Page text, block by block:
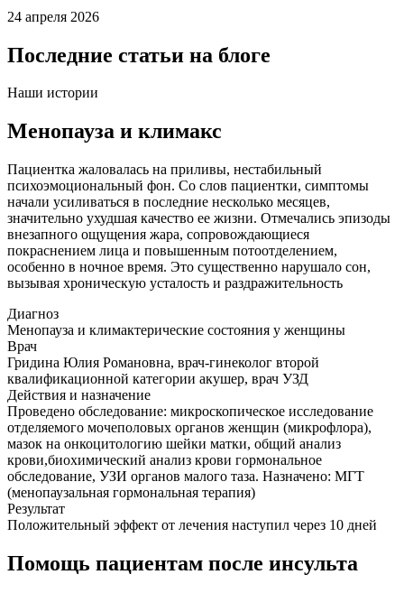
24 апреля 2026
Последние статьи на блоге
Наши истории
Менопауза и климакс
Пациентка жаловалась на приливы, нестабильный
психоэмоциональный фон. Со слов пациентки, симптомы
начали усиливаться в последние несколько месяцев,
значительно ухудшая качество ее жизни. Отмечались эпизоды
внезапного ощущения жара, сопровождающиеся
покраснением лица и повышенным потоотделением,
особенно в ночное время. Это существенно нарушало сон,
вызывая хроническую усталость и раздражительность
Диагноз
Менопауза и климактерические состояния у женщины
Врач
Гридина Юлия Романовна, врач-гинеколог второй
квалификационной категории акушер, врач УЗД
Действия и назначение
Проведено обследование: микроскопическое исследование
отделяемого мочеполовых органов женщин (микрофлора),
мазок на онкоцитологию шейки матки, общий анализ
крови,биохимический анализ крови гормональное
обследование, УЗИ органов малого таза. Назначено: МГТ
(менопаузальная гормональная терапия)
Результат
Положительный эффект от лечения наступил через 10 дней
Помощь пациентам после инсульта